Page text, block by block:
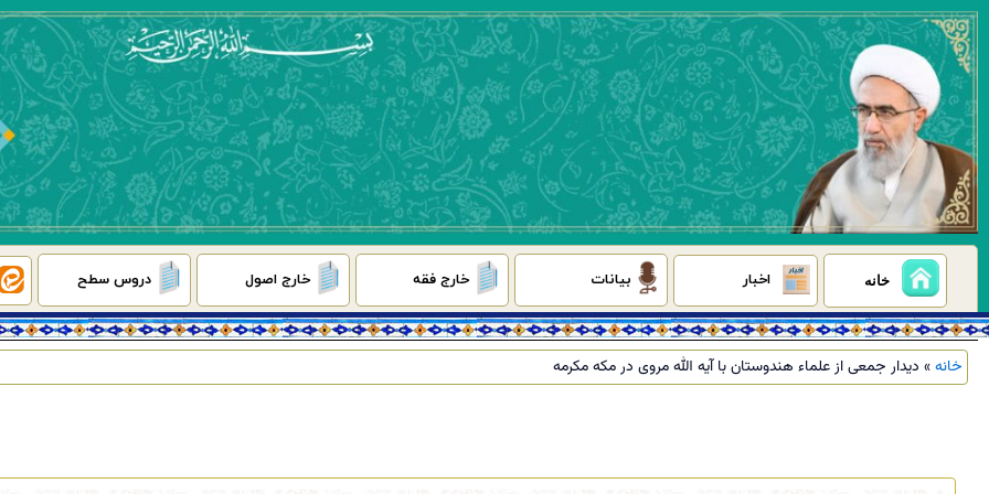
پرش
محتوا
خانه اخبار بیانات خارج فقه خارج اصول دروس سطح
خانه» دیدار جمعی از علماء هندوستان با آیه الله مروی در مکه مکرمه